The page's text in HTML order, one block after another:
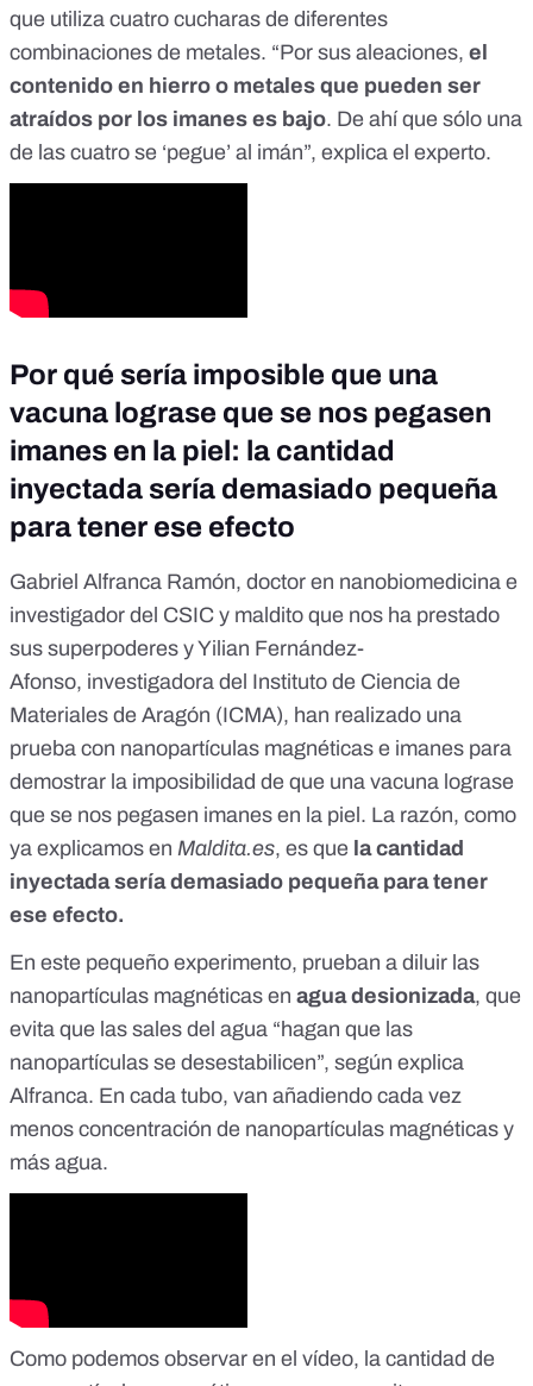
que utiliza cuatro cucharas de diferentes
combinaciones de metales. “Por sus aleaciones, el
contenido en hierro o metales que pueden ser
atraídos por los imanes es bajo. De ahí que sólo una
de las cuatro se ‘pegue’ al imán”, explica el experto.
Por qué sería imposible que una
vacuna lograse que se nos pegasen
imanes en la piel: la cantidad
inyectada sería demasiado pequeña
para tener ese efecto
Gabriel Alfranca Ramón, doctor en nanobiomedicina e
investigador del CSIC y maldito que nos ha prestado
sus superpoderes y Yilian Fernández-
Afonso, investigadora del Instituto de Ciencia de
Materiales de Aragón (ICMA), han realizado una
prueba con nanopartículas magnéticas e imanes para
demostrar la imposibilidad de que una vacuna lograse
que se nos pegasen imanes en la piel. La razón, como
ya explicamos en Maldita.es, es que la cantidad
inyectada sería demasiado pequeña para tener
ese efecto.
En este pequeño experimento, prueban a diluir las
nanopartículas magnéticas en agua desionizada, que
evita que las sales del agua “hagan que las
nanopartículas se desestabilicen”, según explica
Alfranca. En cada tubo, van añadiendo cada vez
menos concentración de nanopartículas magnéticas y
más agua.
Como podemos observar en el vídeo, la cantidad de